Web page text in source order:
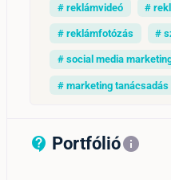
# reklámvideó #
# reklámfotózás #
# social media
# marketing tanácsadás
Portfólióinfo